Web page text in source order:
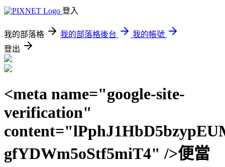
登入
我的部落格 我的部落格後台
我的帳號
登出
<meta name="google-site-
verification"
gfYDWm5oStf5miT4" />便當